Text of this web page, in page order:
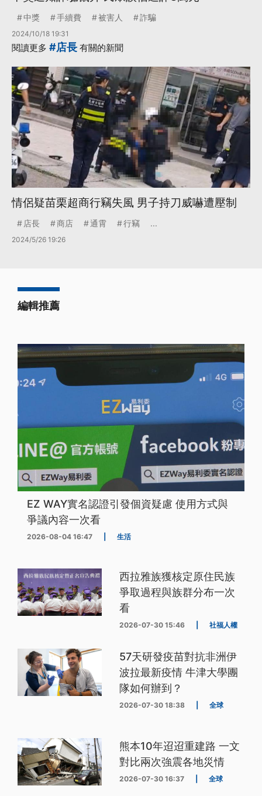
中獎 手續費 被害人 詐騙
2024/10/18 19:31
閱讀更多 #店長 有關的新聞
情侶疑苗栗超商行竊失風 男子持刀威嚇遭壓制
店長 商店 通霄 行竊 ...
2024/5/26 19:26
編輯推薦
EZ WAY實名認證引發個資疑慮 使用方式與
爭議內容一次看
2026-08-04 16:47 生活
西拉雅族獲核定原住民族
爭取過程與族群分布一次
看
2026-07-30 15:46 社福人權
57天研發疫苗對抗非洲伊
波拉最新疫情 牛津大學團
隊如何辦到？
2026-07-30 18:38 全球
熊本10年迢迢重建路 一文
對比兩次強震各地災情
2026-07-30 16:37 全球